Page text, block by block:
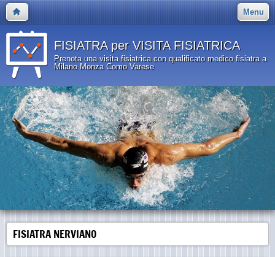
Menu
FISIATRA per VISITA FISIATRICA
Prenota una visita fisiatrica con qualificato medico fisiatra a
Milano Monza Como Varese
FISIATRA NERVIANO